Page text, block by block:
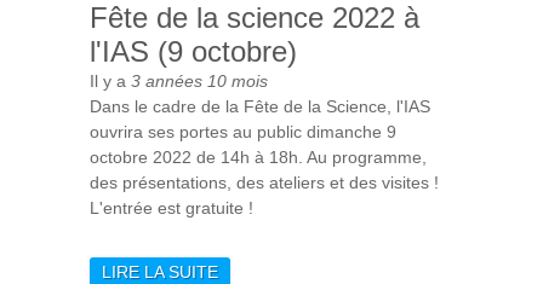
Fête de la science 2022 à
l'IAS (9 octobre)
Il y a 3 années 10 mois
Dans le cadre de la Fête de la Science, l'IAS
ouvrira ses portes au public dimanche 9
octobre 2022 de 14h à 18h. Au programme,
des présentations, des ateliers et des visites !
L'entrée est gratuite !
LIRE LA SUITEDE FÊTE DE LA SCIENCE